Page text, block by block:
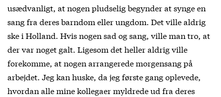
usædvanligt, at nogen pludselig begynder at synge en
sang fra deres barndom eller ungdom. Det ville aldrig
ske i Holland. Hvis nogen sad og sang, ville man tro, at
der var noget galt. Ligesom det heller aldrig ville
forekomme, at nogen arrangerede morgensang på
arbejdet. Jeg kan huske, da jeg første gang oplevede,
hvordan alle mine kollegaer myldrede ud fra deres